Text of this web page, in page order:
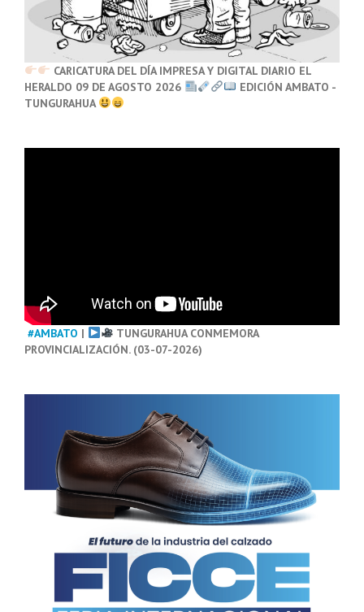
CARICATURA DEL DÍA IMPRESA Y DIGITAL DIARIO EL
HERALDO 09 DE AGOSTO 2026
EDICIÓN AMBATO -
TUNGURAHUA
#AMBATO |
TUNGURAHUA CONMEMORA
PROVINCIALIZACIÓN. (03-07-2026)